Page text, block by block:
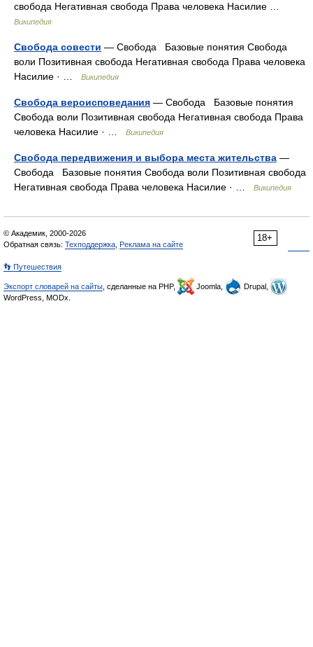
свобода Негативная свобода Права человека Насилие …
Википедия
Свобода совести — Свобода Базовые понятия Свобода
воли Позитивная свобода Негативная свобода Права человека
Насилие · …
Википедия
Свобода вероисповедания — Свобода Базовые понятия
Свобода воли Позитивная свобода Негативная свобода Права
человека Насилие · …
Википедия
Свобода передвижения и выбора места жительства —
Свобода Базовые понятия Свобода воли Позитивная свобода
Негативная свобода Права человека Насилие · …
Википедия
18+
© Академик, 2000-2026
Обратная связь: Техподдержка Реклама на сайте
👣 Путешествия
Экспорт словарей на сайты , сделанные на PHP, Joomla,
Drupal,
WordPress, MODx.